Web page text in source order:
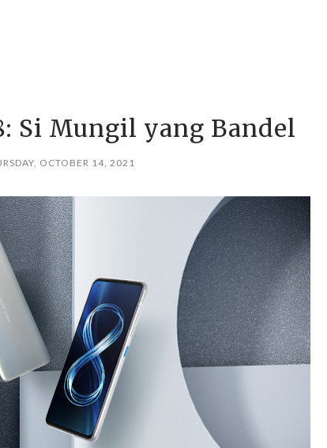
Si Mungil yang Bandel
OCTOBER 14, 2021